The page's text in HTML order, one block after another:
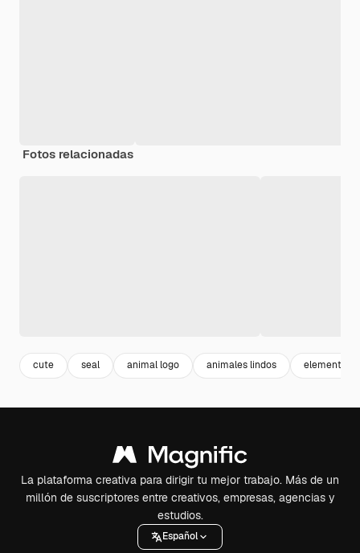
Fotos relacionadas
cute seal animal logo animales lindos element
La plataforma creativa para dirigir tu mejor trabajo. Más de un
millón de suscriptores entre creativos, empresas, agencias y
estudios.
Español